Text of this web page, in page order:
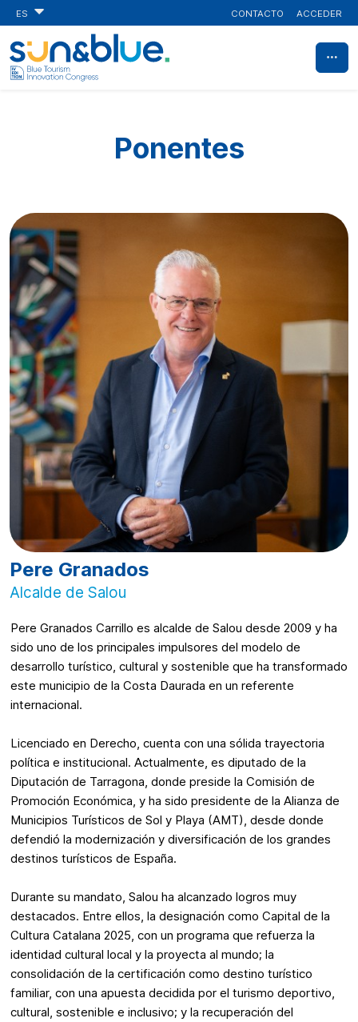
ES CONTACTO ACCEDER
Ponentes
Pere Granados
Alcalde de Salou
Pere Granados Carrillo es alcalde de Salou desde 2009 y ha
sido uno de los principales impulsores del modelo de
desarrollo turístico, cultural y sostenible que ha transformado
este municipio de la Costa Daurada en un referente
internacional.
Licenciado en Derecho, cuenta con una sólida trayectoria
política e institucional. Actualmente, es diputado de la
Diputación de Tarragona, donde preside la Comisión de
Promoción Económica, y ha sido presidente de la Alianza de
Municipios Turísticos de Sol y Playa (AMT), desde donde
defendió la modernización y diversificación de los grandes
destinos turísticos de España.
Durante su mandato, Salou ha alcanzado logros muy
destacados. Entre ellos, la designación como Capital de la
Cultura Catalana 2025, con un programa que refuerza la
identidad cultural local y la proyecta al mundo; la
consolidación de la certificación como destino turístico
familiar, con una apuesta decidida por el turismo deportivo,
cultural, sostenible e inclusivo; y la recuperación del